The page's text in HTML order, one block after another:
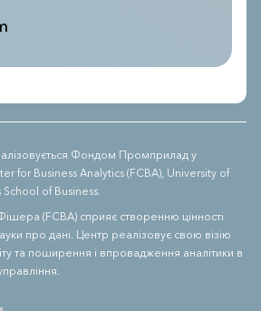
Фондом Промприлад у
for Business Analytics (FCBA), University of
of Business.
(FCBA) сприяє створенню цінності
про дані. Центр реалізовує свою візію
та поширення і впровадження аналітики в